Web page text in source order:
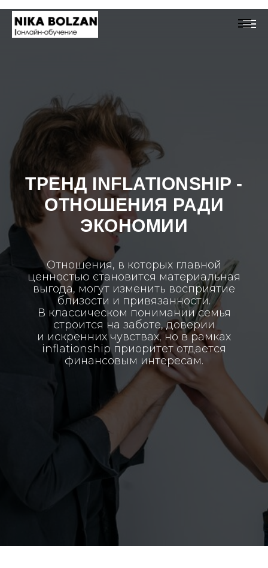
ТРЕНД INFLATIONSHIP -
ОТНОШЕНИЯ РАДИ
ЭКОНОМИИ
Отношения, в которых главной
ценностью становится материальная
выгода, могут изменить восприятие
близости и привязанности.
В классическом понимании семья
строится на заботе, доверии
и искренних чувствах, но в рамках
inflationship приоритет отдается
финансовым интересам.